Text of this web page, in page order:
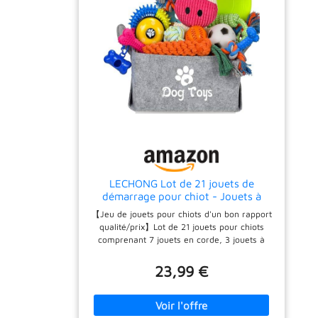
LECHONG Lot de 21 jouets de
démarrage pour chiot - Jouets à
mâcher enrichis avec boîte à jouets
pour chien - Jouets de dentition
pour chiots de 8 semaines à 12
semaines - Pour jouer et dresser les
【Jeu de jouets pour chiots d'un bon rapport
qualité/prix】Lot de 21 jouets pour chiots
comprenant 7 jouets en corde, 3 jouets à
1 ballon de football, 1 balle de friandise, 1
disque volant, 1 cloche d'entraînement, 3
sacs à crottes et 1 boîte carrée pliable pour
23,99 €